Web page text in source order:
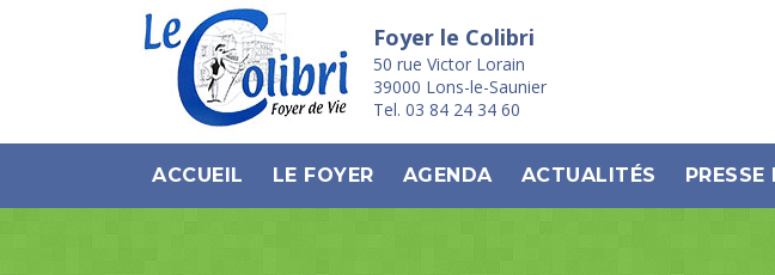
Foyer le Colibri
50 rue Victor Lorain
39000 Lons-le-Saunier
Tel. 03 84 24 34 60
ACCUEIL LE FOYER AGENDA ACTUALITÉS